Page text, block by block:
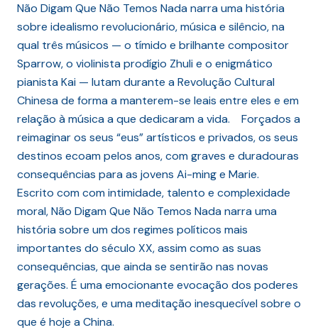
Não Digam Que Não Temos Nada narra uma história
sobre idealismo revolucionário, música e silêncio, na
qual três músicos — o tímido e brilhante compositor
Sparrow, o violinista prodígio Zhuli e o enigmático
pianista Kai — lutam durante a Revolução Cultural
Chinesa de forma a manterem-se leais entre eles e em
relação à música a que dedicaram a vida. Forçados a
reimaginar os seus “eus” artísticos e privados, os seus
destinos ecoam pelos anos, com graves e duradouras
consequências para as jovens Ai-ming e Marie.
Escrito com com intimidade, talento e complexidade
moral, Não Digam Que Não Temos Nada narra uma
história sobre um dos regimes políticos mais
importantes do século XX, assim como as suas
consequências, que ainda se sentirão nas novas
gerações. É uma emocionante evocação dos poderes
das revoluções, e uma meditação inesquecível sobre o
que é hoje a China.